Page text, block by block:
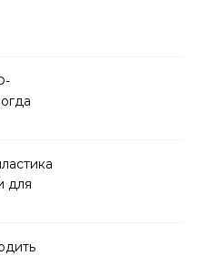
для